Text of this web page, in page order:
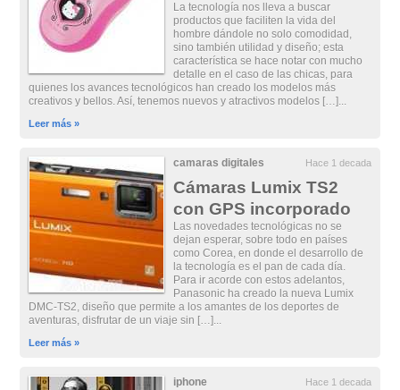
La tecnología nos lleva a buscar
productos que faciliten la vida del
hombre dándole no solo comodidad,
sino también utilidad y diseño; esta
característica se hace notar con mucho
detalle en el caso de las chicas, para
quienes los avances tecnológicos han creado los modelos más
creativos y bellos. Así, tenemos nuevos y atractivos modelos […]...
Leer más »
camaras digitales Hace 1 decada
Cámaras Lumix TS2
con GPS incorporado
Las novedades tecnológicas no se
dejan esperar, sobre todo en países
como Corea, en donde el desarrollo de
la tecnología es el pan de cada día.
Para ir acorde con estos adelantos,
Panasonic ha creado la nueva Lumix
DMC-TS2, diseño que permite a los amantes de los deportes de
aventuras, disfrutar de un viaje sin […]...
Leer más »
iphone Hace 1 decada